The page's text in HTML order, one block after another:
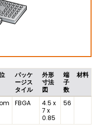
パッケ
ージス
タイル
外形
寸法
図
端
子
数
材料
FBGA
4.5 x
7 x
0.85
56